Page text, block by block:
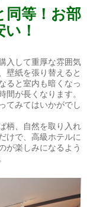
同等！お部
！
入して重厚な雰囲気
壁紙を張り替えると
ると室内も暗くなっ
間が長くなります。
てみてはいかがでし
柄、自然を取り入れ
けで、高級ホテルに
が楽しみになるよう